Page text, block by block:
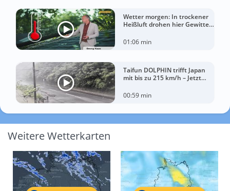
Wetter morgen: In trockener
Heißluft drohen hier Gewitter
01:06 min
Taifun DOLPHIN trifft Japan
mit bis zu 215 km/h – Jetzt
00:59 min
Weitere Wetterkarten